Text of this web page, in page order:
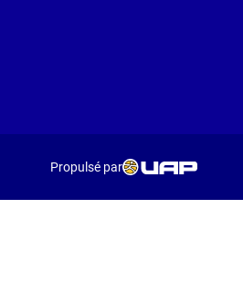
Propulsé par